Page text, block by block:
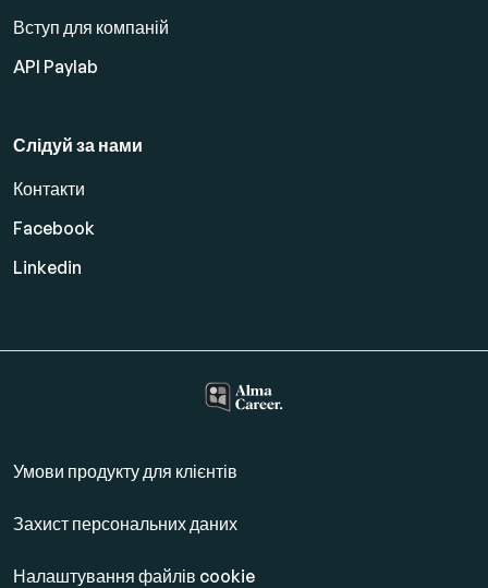
Вступ для компаній
API Paylab
Слідуй за нами
Контакти
Facebook
Linkedin
Умови продукту для клієнтів
Захист персональних даних
Налаштування файлів cookie